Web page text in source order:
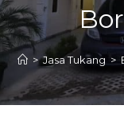
> Jasa Tukang >